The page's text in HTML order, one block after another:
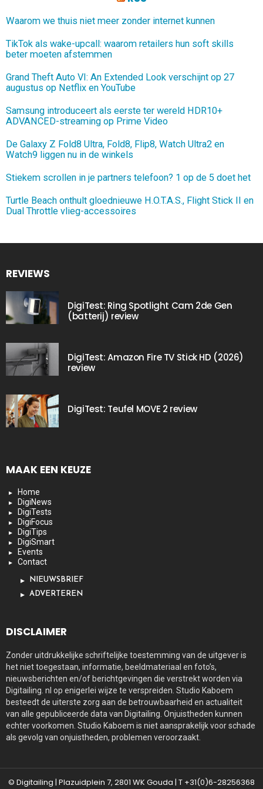
Waarom we thuis niet meer zonder internet kunnen
TikTok als wake-upcall: waarom retailers hun soft skills
beter moeten afstemmen
Grand Theft Auto VI: An Extended Look verschijnt op 27
augustus op Netflix en YouTube
Samsung introduceert als eerste ter wereld HDR10+
ADVANCED-streaming op Prime Video
De Galaxy Z Fold8 Ultra, Fold8, Flip8, Watch Ultra2 en
Watch9 liggen nu in de winkels
Stiekem scrollen in je partners telefoon? 1 op de 5 doet het
Turtle Beach onthult gloednieuwe H.O.T.A.S., Flight Stick II en
Dual Throttle vlieg-accessoires
REVIEWS
DigiTest: Ring Spotlight Cam 2de Gen
(batterij) review
DigiTest: Amazon Fire TV Stick HD (2026)
review
DigiTest: Teufel MOVE 2 review
MAAK EEN KEUZE
Home
DigiNews
DigiTests
DigiFocus
DigiTips
DigiSmart
Events
Contact
NIEUWSBRIEF
ADVERTEREN
DISCLAIMER
Zonder uitdrukkelijke schriftelijke toestemming van de uitgever is
het niet toegestaan, informatie, beeldmateriaal en foto’s,
nieuwsberichten en/of berichtgevingen die verstrekt worden via
Digitailing. nl op enigerlei wijze te verspreiden. Studio Kaboem
besteedt de uiterste zorg aan de betrouwbaarheid en actualiteit
van alle gepubliceerde data van Digitailing. Onjuistheden kunnen
echter voorkomen. Studio Kaboem is niet aansprakelijk voor schade
als gevolg van onjuistheden, problemen veroorzaakt.
© Digitailing | Plazuidplein 7, 2801 WK Gouda | T +31(0)6-28256368